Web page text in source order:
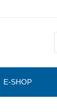
E-SHOP